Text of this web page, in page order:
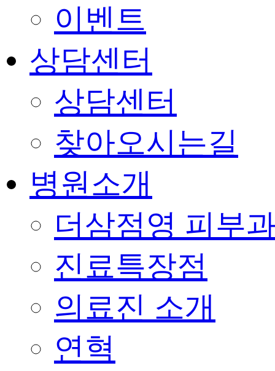
이벤트
상담센터
상담센터
찾아오시는길
병원소개
더삼점영 피부
진료특장점
의료진 소개
연혁